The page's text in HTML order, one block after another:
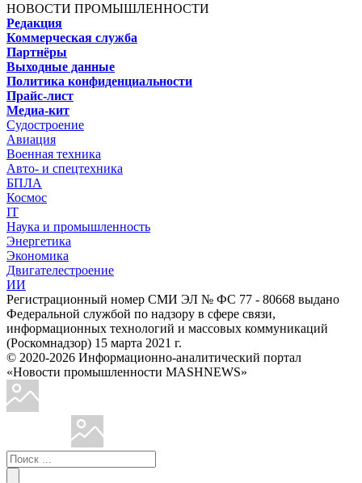
НОВОСТИ ПРОМЫШЛЕННОСТИ
Редакция
Коммерческая служба
Партнёры
Выходные данные
Политика конфиденциальности
Прайс-лист
Медиа-кит
Судостроение
Авиация
Военная техника
Авто- и спецтехника
БПЛА
Космос
IT
Наука и промышленность
Энергетика
Экономика
Двигателестроение
ИИ
Регистрационный номер СМИ ЭЛ № ФС 77 - 80668 выдано
Федеральной службой по надзору в сфере связи,
информационных технологий и массовых коммуникаций
(Роскомнадзор) 15 марта 2021 г.
© 2020-2026 Информационно-аналитический портал
«Новости промышленности MASHNEWS»